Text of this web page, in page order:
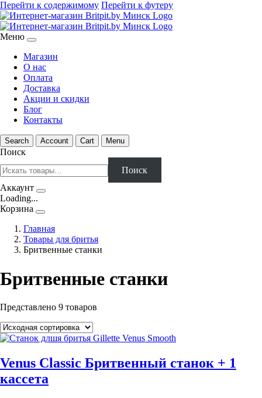
Перейти к содержимому Перейти к футеру
Меню
Магазин
О нас
Оплата
Доставка
Акции и скидки
Блог
Контакты
Search Account Cart Menu
Поиск
Поиск
Аккаунт
Loading...
Корзина
Главная
Товары для бритья
Бритвенные станки
Бритвенные станки
Представлено 9 товаров
Venus Classic Бритвенный станок + 1
кассета